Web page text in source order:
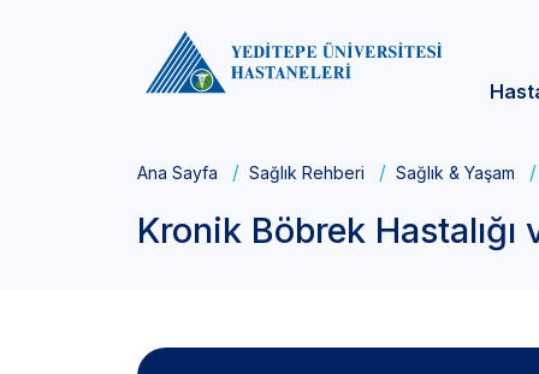
Ana Sayfa Sağlık Rehberi Sağlık & Yaşam
Kronik Böbrek